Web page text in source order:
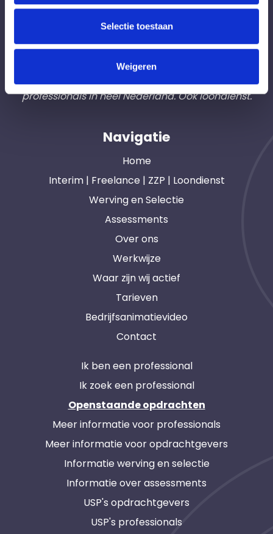
Selectie toestaan
Weigeren
Bureau Ad Interim ®
Professionals likeFrintzz
opdrachtgevers en interim, freelance en ZZP
professionals in heel Nederland. Ook loondienst.
Navigatie
Home
Interim | Freelance | ZZP | Loondienst
Werving en Selectie
Assessments
Over ons
Werkwijze
Waar zijn wij actief
Tarieven
Bedrijfsanimatievideo
Contact
Ik ben een professional
Ik zoek een professional
Openstaande opdrachten
Meer informatie voor professionals
Meer informatie voor opdrachtgevers
Informatie werving en selectie
Informatie over assessments
USP's opdrachtgevers
USP's professionals